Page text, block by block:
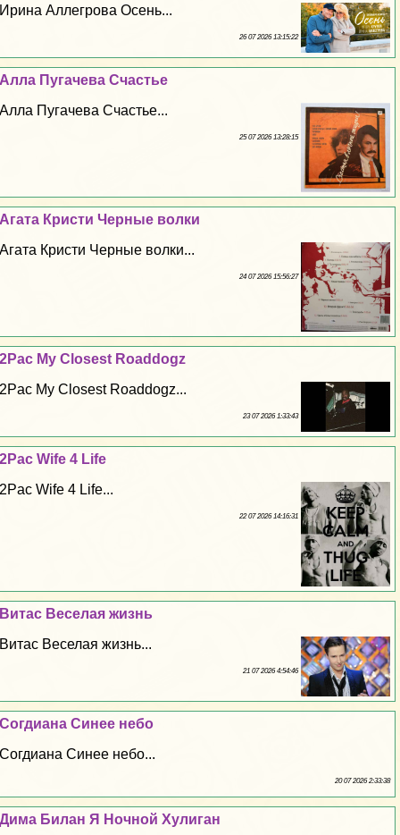
Ирина Аллегрова Осень...
26 07 2026 13:15:22
Алла Пугачева Счастье
Алла Пугачева Счастье...
25 07 2026 13:28:15
Агата Кристи Черные волки
Агата Кристи Черные волки...
24 07 2026 15:56:27
2Pac My Closest Roaddogz
2Pac My Closest Roaddogz...
23 07 2026 1:33:43
2Pac Wife 4 Life
2Pac Wife 4 Life...
22 07 2026 14:16:31
Витас Веселая жизнь
Витас Веселая жизнь...
21 07 2026 4:54:46
Согдиана Синее небо
Согдиана Синее небо...
20 07 2026 2:33:38
Дима Билан Я Ночной Xyлиган